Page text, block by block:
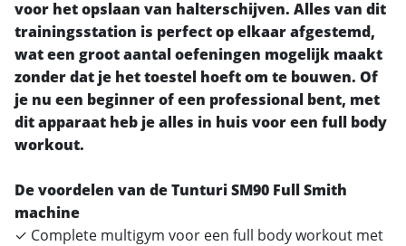
voor het opslaan van halterschijven. Alles van dit
trainingsstation is perfect op elkaar afgestemd,
wat een groot aantal oefeningen mogelijk maakt
zonder dat je het toestel hoeft om te bouwen. Of
je nu een beginner of een professional bent, met
dit apparaat heb je alles in huis voor een full body
workout.
De voordelen van de Tunturi SM90 Full Smith
machine
✓ Complete multigym voor een full body workout met